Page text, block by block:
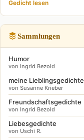
Gedicht lesen
Sammlungen
Humor
von Ingrid Bezold
meine Lieblingsgedichte
von Susanne Krieber
Freundschaftsgedichte
von Ingrid Bezold
Liebesgedichte
von Uschi R.